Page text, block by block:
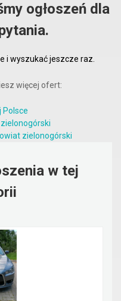
ogłoszeń dla
i wyszukać jeszcze raz.
więcej ofert:
Polsce
zielonogórski
w tej